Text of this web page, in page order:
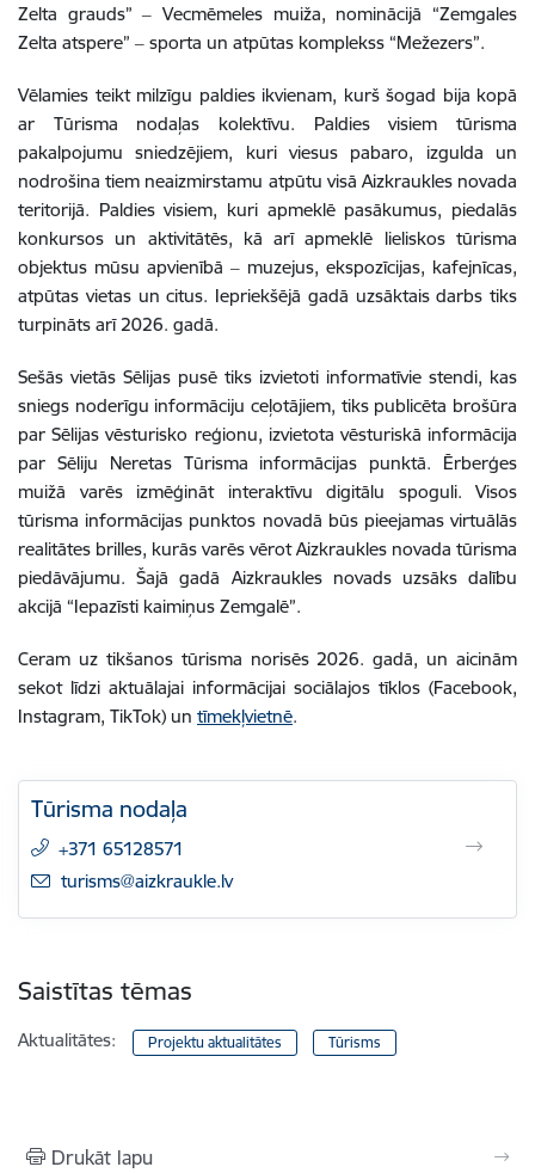
Zelta grauds” ‒ Vecmēmeles muiža, nominācijā “Zemgales
Zelta atspere” ‒ sporta un atpūtas komplekss “Mežezers”.
Vēlamies teikt milzīgu paldies ikvienam, kurš šogad bija kopā
ar Tūrisma nodaļas kolektīvu. Paldies visiem tūrisma
pakalpojumu sniedzējiem, kuri viesus pabaro, izgulda un
nodrošina tiem neaizmirstamu atpūtu visā Aizkraukles novada
teritorijā. Paldies visiem, kuri apmeklē pasākumus, piedalās
konkursos un aktivitātēs, kā arī apmeklē lieliskos tūrisma
objektus mūsu apvienībā ‒ muzejus, ekspozīcijas, kafejnīcas,
atpūtas vietas un citus. Iepriekšējā gadā uzsāktais darbs tiks
turpināts arī 2026. gadā.
Sešās vietās Sēlijas pusē tiks izvietoti informatīvie stendi, kas
sniegs noderīgu informāciju ceļotājiem, tiks publicēta brošūra
par Sēlijas vēsturisko reģionu, izvietota vēsturiskā informācija
par Sēliju Neretas Tūrisma informācijas punktā. Ērberģes
muižā varēs izmēģināt interaktīvu digitālu spoguli. Visos
tūrisma informācijas punktos novadā būs pieejamas virtuālās
realitātes brilles, kurās varēs vērot Aizkraukles novada tūrisma
piedāvājumu. Šajā gadā Aizkraukles novads uzsāks dalību
akcijā “Iepazīsti kaimiņus Zemgalē”.
Ceram uz tikšanos tūrisma norisēs 2026. gadā, un aicinām
sekot līdzi aktuālajai informācijai sociālajos tīklos (Facebook,
Instagram, TikTok) un tīmekļvietnē.
Tūrisma nodaļa
+371 65128571
E-pasts:
turisms@aizkraukle.lv
Saistītas tēmas
Aktualitātes: Projektu aktualitātes Tūrisms
Drukāt lapu